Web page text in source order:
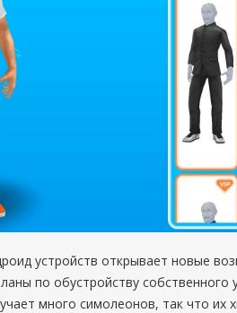
устройств открывает новые
по обустройству собственного
много симолеонов, так что их